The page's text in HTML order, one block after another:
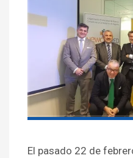
El pasado 22 de